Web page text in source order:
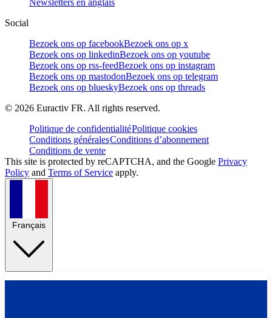
Newsletters en anglais
Social
Bezoek ons op facebookBezoek ons op x
Bezoek ons op linkedinBezoek ons op youtube
Bezoek ons op rss-feedBezoek ons op instagram
Bezoek ons op mastodonBezoek ons op telegram
Bezoek ons op blueskyBezoek ons op threads
© 2026 Euractiv FR. All rights reserved.
Politique de confidentialitéPolitique cookies
Conditions généralesConditions d’abonnement
Conditions de vente
This site is protected by reCAPTCHA, and the Google Privacy
Policy and Terms of Service apply.
Français